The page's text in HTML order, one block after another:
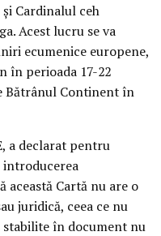
Cardinalul ceh
Acest lucru se va
ecumenice europene,
în perioada 17-22
Bătrânul Continent în
a declarat pentru
această Cartă nu are o
juridică, ceea ce nu
stabilite în document nu